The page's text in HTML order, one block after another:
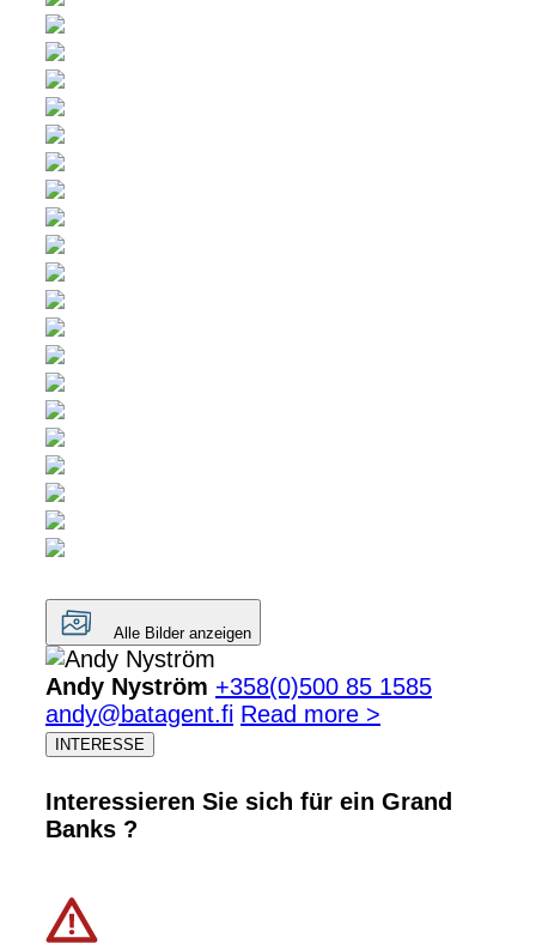
Alle Bilder anzeigen
Andy Nyström +358(0)500 85 1585
andy@batagent.fi Read more >
INTERESSE
Interessieren Sie sich für ein Grand
Banks ?